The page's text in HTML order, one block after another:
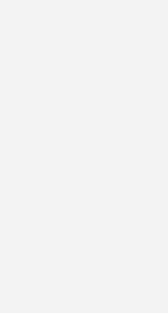
heran:
Temperatur,
Belastung durch
bestimmt, die die
ist, desto
ein einheitliches
das sich auf
welcher Marke und